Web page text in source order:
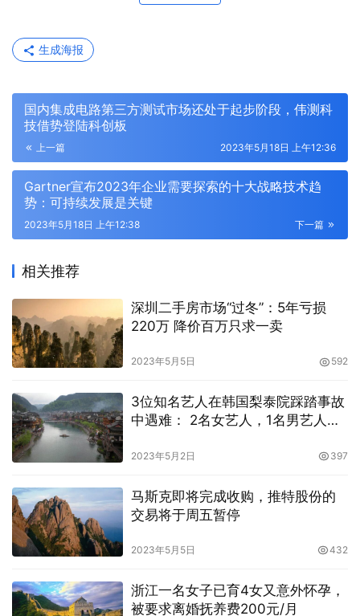
生成海报
国内集成电路第三方测试市场还处于起步阶段，伟测科
技借势登陆科创板
上一篇 2023年5月18日 上午12:36
Gartner宣布2023年企业需要探索的十大战略技术趋
势：可持续发展是关键
下一篇
2023年5月18日 上午12:38
相关推荐
深圳二手房市场“过冬”：5年亏损
220万 降价百万只求一卖
2023年5月5日 592
3位知名艺人在韩国梨泰院踩踏事故
中遇难： 2名女艺人，1名男艺人，
2023年5月2日 397
马斯克即将完成收购，推特股份的
交易将于周五暂停
2023年5月5日 432
浙江一名女子已育4女又意外怀孕，
被要求离婚抚养费200元/月